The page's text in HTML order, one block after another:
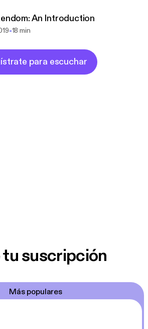
An Introduction
-18 min
para escuchar
tu suscripción
Más populares